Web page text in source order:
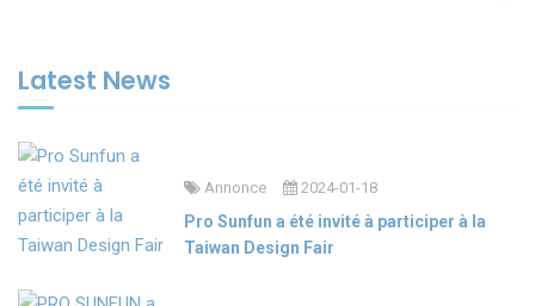
Latest News
Annonce 2024-01-18
Pro Sunfun a été invité à participer à la
Taiwan Design Fair